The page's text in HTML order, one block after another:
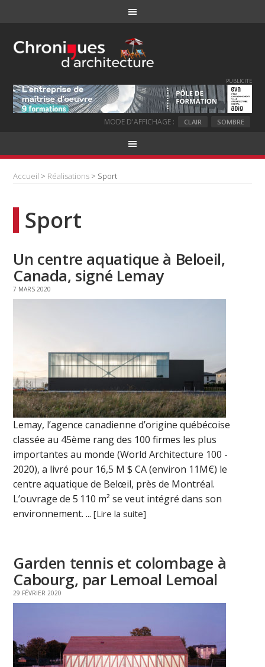
PUBLICITE
MODE D'AFFICHAGE : CLAIR SOMBRE
Accueil > Réalisations > Sport
Sport
Un centre aquatique à Beloeil,
Canada, signé Lemay
7 MARS 2020
Lemay, l’agence canadienne d’origine québécoise
classée au 45ème rang des 100 firmes les plus
importantes au monde (World Architecture 100 -
2020), a livré pour 16,5 M $ CA (environ 11M€) le
centre aquatique de Belœil, près de Montréal.
L’ouvrage de 5 110 m² se veut intégré dans son
environnement. ...[Lire la suite]
Garden tennis et colombage à
Cabourg, par Lemoal Lemoal
29 FÉVRIER 2020